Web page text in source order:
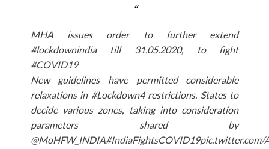
MHA issues order to further extend
#lockdownindiatill 31.05.2020, to fight
#COVID19
New guidelines have permitted considerable
relaxations in #Lockdown4restrictions. States to
decide various zones, taking into consideration
parameters shared by
@MoHFW_INDIA#IndiaFightsCOVID19pic.twitter.com/